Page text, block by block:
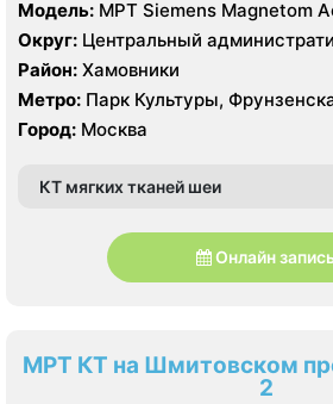
Модель: МРТ Siemens Magnetom
SIEMENS Healthineers 64 среза,
Philips Affiniti 70
Округ: Центральный
Район: Хамовники
Метро: Парк Культуры,
Город: Москва
КТ мягких тканей шеи
Онлайн
МРТ КТ на Шмитовском
2